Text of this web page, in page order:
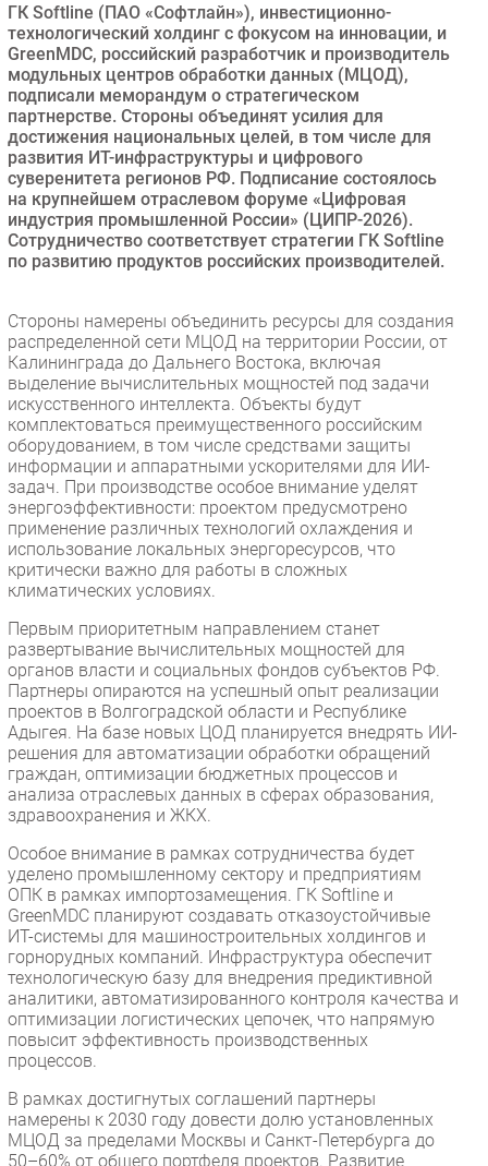
Здоровье
РАЗДЕЛЫ
Новости
Аналитика
Интервью
Мероприятия
Проекты
Тестовый стенд
Каталог компаний
ГК Softline (ПАО «Софтлайн»), инвестиционно-
технологический холдинг с фокусом на инновации, и
GreenMDC, российский разработчик и производитель
модульных центров обработки данных (МЦОД),
подписали меморандум о стратегическом
партнерстве. Стороны объединят усилия для
достижения национальных целей, в том числе для
развития ИТ-инфраструктуры и цифрового
суверенитета регионов РФ. Подписание состоялось
на крупнейшем отраслевом форуме «Цифровая
индустрия промышленной России» (ЦИПР-2026).
Сотрудничество соответствует стратегии ГК Softline
по развитию продуктов российских производителей.
Стороны намерены объединить ресурсы для создания
распределенной сети МЦОД на территории России, от
Калининграда до Дальнего Востока, включая
выделение вычислительных мощностей под задачи
искусственного интеллекта. Объекты будут
комплектоваться преимущественного российским
оборудованием, в том числе средствами защиты
информации и аппаратными ускорителями для ИИ-
задач. При производстве особое внимание уделят
энергоэффективности: проектом предусмотрено
применение различных технологий охлаждения и
использование локальных энергоресурсов, что
критически важно для работы в сложных
климатических условиях.
Первым приоритетным направлением станет
развертывание вычислительных мощностей для
органов власти и социальных фондов субъектов РФ.
Партнеры опираются на успешный опыт реализации
проектов в Волгоградской области и Республике
Адыгея. На базе новых ЦОД планируется внедрять ИИ-
решения для автоматизации обработки обращений
граждан, оптимизации бюджетных процессов и
анализа отраслевых данных в сферах образования,
здравоохранения и ЖКХ.
Особое внимание в рамках сотрудничества будет
уделено промышленному сектору и предприятиям
ОПК в рамках импортозамещения. ГК Softline и
GreenMDC планируют создавать отказоустойчивые
ИТ-системы для машиностроительных холдингов и
горнорудных компаний. Инфраструктура обеспечит
технологическую базу для внедрения предиктивной
аналитики, автоматизированного контроля качества и
оптимизации логистических цепочек, что напрямую
повысит эффективность производственных
процессов.
В рамках достигнутых соглашений партнеры
намерены к 2030 году довести долю установленных
МЦОД за пределами Москвы и Санкт-Петербурга до
50–60% от общего портфеля проектов. Развитие